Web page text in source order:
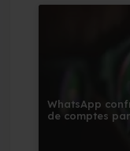
WhatsApp
de comptes